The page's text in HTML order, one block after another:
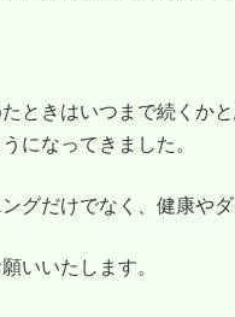
ときはいつまで続くか
になってきました。
グだけでなく、健康や
いいたします。